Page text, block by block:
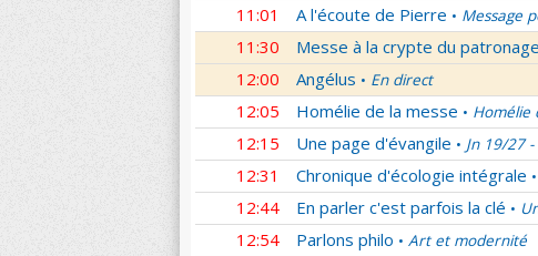
11:01 A l'écoute de Pierre • Message
11:30 Messe à la crypte du
12:00 Angélus • En direct
12:05 Homélie de la messe • Homélie
12:15 Une page d'évangile • Jn 19/27
12:31 Chronique d'écologie intégrale •
12:44 En parler c'est parfois la clé •
12:54 Parlons philo • Art et modernité